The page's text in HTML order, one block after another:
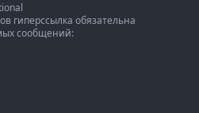
гиперссылка обязательна
сообщений: